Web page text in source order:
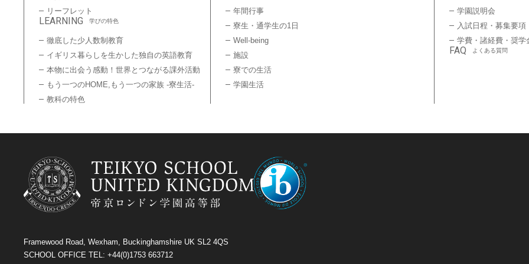
リーフレット
LEARNING 学びの特色
徹底した少人数制教育
イギリス暮らしを生かした独自の英語教育
本物に出会う感動！世界とつながる課外活動
もう一つのHOME,もう一つの家族 -寮生活-
教科の特色
年間行事
寮生・通学生の1日
Well-being
施設
寮での生活
学園生活
学園説明会
入試日程・募集要項
学費・諸経費・奨学
FAQ よくある質問
Framewood Road, Wexham, Buckinghamshire UK SL2 4QS
SCHOOL OFFICE TEL: +44(0)1753 663712